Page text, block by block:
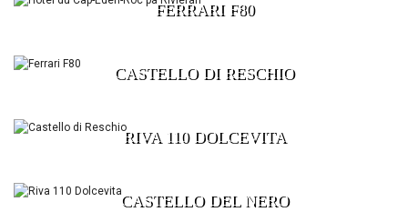
FERRARI F80
CASTELLO DI RESCHIO
RIVA 110 DOLCEVITA
CASTELLO DEL NERO